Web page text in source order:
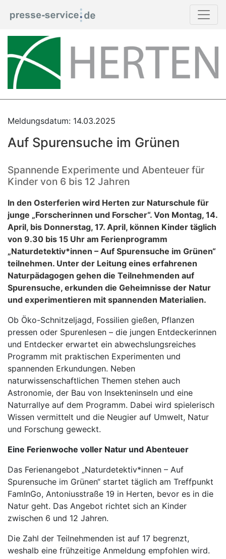
Meldungsdatum: 14.03.2025
Auf Spurensuche im Grünen
Spannende Experimente und Abenteuer für
Kinder von 6 bis 12 Jahren
In den Osterferien wird Herten zur Naturschule für
junge „Forscherinnen und Forscher“. Von Montag, 14.
April, bis Donnerstag, 17. April, können Kinder täglich
von 9.30 bis 15 Uhr am Ferienprogramm
„Naturdetektiv*innen – Auf Spurensuche im Grünen“
teilnehmen. Unter der Leitung eines erfahrenen
Naturpädagogen gehen die Teilnehmenden auf
Spurensuche, erkunden die Geheimnisse der Natur
und experimentieren mit spannenden Materialien.
Ob Öko-Schnitzeljagd, Fossilien gießen, Pflanzen
pressen oder Spurenlesen – die jungen Entdeckerinnen
und Entdecker erwartet ein abwechslungsreiches
Programm mit praktischen Experimenten und
spannenden Erkundungen. Neben
naturwissenschaftlichen Themen stehen auch
Astronomie, der Bau von Insekteninseln und eine
Naturrallye auf dem Programm. Dabei wird spielerisch
Wissen vermittelt und die Neugier auf Umwelt, Natur
und Forschung geweckt.
Eine Ferienwoche voller Natur und Abenteuer
Das Ferienangebot „Naturdetektiv*innen – Auf
Spurensuche im Grünen“ startet täglich am Treffpunkt
FamInGo, Antoniusstraße 19 in Herten, bevor es in die
Natur geht. Das Angebot richtet sich an Kinder
zwischen 6 und 12 Jahren.
Die Zahl der Teilnehmenden ist auf 17 begrenzt,
weshalb eine frühzeitige Anmeldung empfohlen wird.